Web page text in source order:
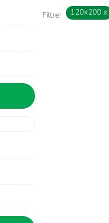
Filtre: 120x200 x